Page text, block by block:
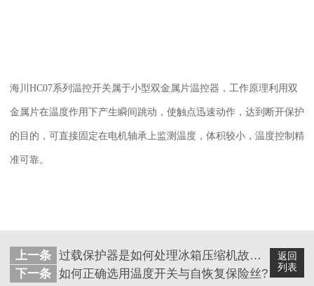
海川 HC07系列温控开关属于小型双金属片温控器，工作原理利用双
金属片在温度作用下产生瞬间跳动，使触点迅速动作，达到断开保护
的目的，可直接固定在电机轴承上监测温度，体积较小，温度控制精
准可靠。
返回
列表
上一条 过载保护器是如何处理冰箱压缩机故障的
下一条 如何正确选用温度开关与自恢复保险丝?